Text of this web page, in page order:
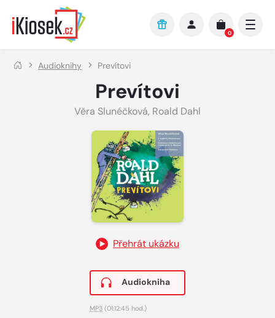
Přejít na hlavní obsah
0
Audioknihy Prevítovi
Prevítovi
Věra Slunéčková, Roald Dahl
Přehrát ukázku
Audiokniha
MP3 (01:12:45 hod.)